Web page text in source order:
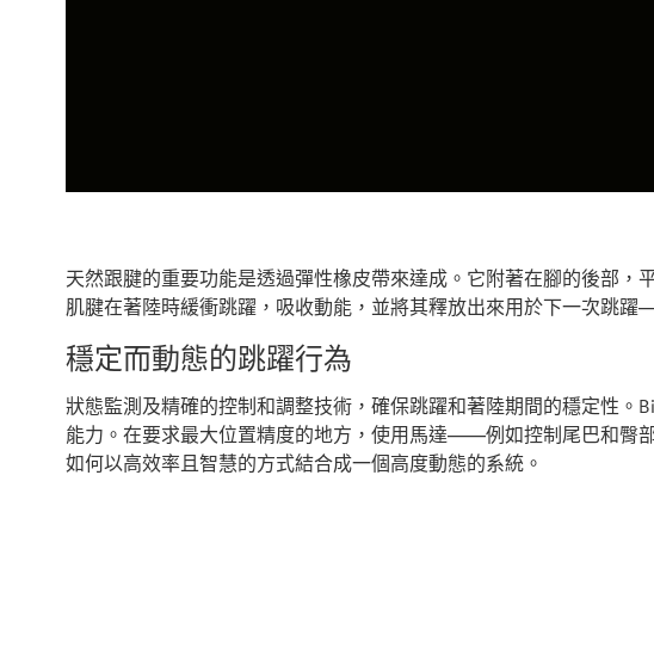
天然跟腱的重要功能是透過彈性橡皮帶來達成。它附著在腳的後部，
肌腱在著陸時緩衝跳躍，吸收動能，並將其釋放出來用於下一次跳
穩定而動態的跳躍行為
狀態監測及精確的控制和調整技術，確保跳躍和著陸期間的穩定性。
能力。在要求最大位置精度的地方，使用馬達——例如控制尾巴和臀
如何以高效率且智慧的方式結合成一個高度動態的系統。